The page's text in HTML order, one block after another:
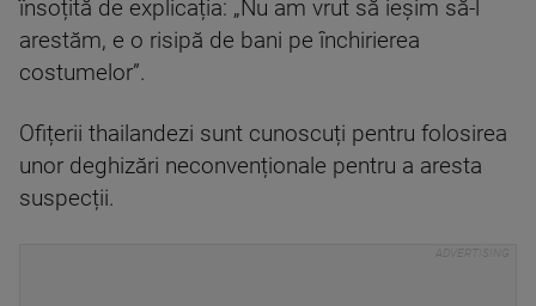
însoțită de explicația: „Nu am vrut să ieșim să-l
arestăm, e o risipă de bani pe închirierea
costumelor”.
Ofițerii thailandezi sunt cunoscuți pentru folosirea
unor deghizări neconvenționale pentru a aresta
suspecții.